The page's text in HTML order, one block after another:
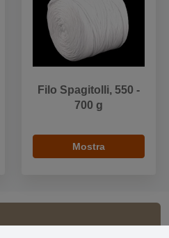
Filo Spagitolli, 550 -
700 g
Mostra